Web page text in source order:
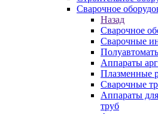
Сварочное
Назад
Сварочное
Сварочные
Аппараты
Плазменные
Сварочные
Аппараты
труб